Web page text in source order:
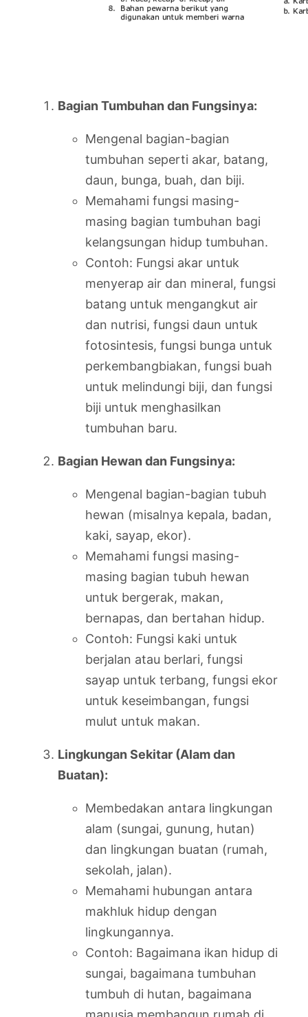
Bagian Tumbuhan dan Fungsinya:
Mengenal bagian-bagian
tumbuhan seperti akar, batang,
daun, bunga, buah, dan biji.
Memahami fungsi masing-
masing bagian tumbuhan bagi
kelangsungan hidup tumbuhan.
Contoh: Fungsi akar untuk
menyerap air dan mineral, fungsi
batang untuk mengangkut air
dan nutrisi, fungsi daun untuk
fotosintesis, fungsi bunga untuk
perkembangbiakan, fungsi buah
untuk melindungi biji, dan fungsi
biji untuk menghasilkan
tumbuhan baru.
Bagian Hewan dan Fungsinya:
Mengenal bagian-bagian tubuh
hewan (misalnya kepala, badan,
kaki, sayap, ekor).
Memahami fungsi masing-
masing bagian tubuh hewan
untuk bergerak, makan,
bernapas, dan bertahan hidup.
Contoh: Fungsi kaki untuk
berjalan atau berlari, fungsi
sayap untuk terbang, fungsi ekor
untuk keseimbangan, fungsi
mulut untuk makan.
Lingkungan Sekitar (Alam dan
Buatan):
Membedakan antara lingkungan
alam (sungai, gunung, hutan)
dan lingkungan buatan (rumah,
sekolah, jalan).
Memahami hubungan antara
makhluk hidup dengan
lingkungannya.
Contoh: Bagaimana ikan hidup di
sungai, bagaimana tumbuhan
tumbuh di hutan, bagaimana